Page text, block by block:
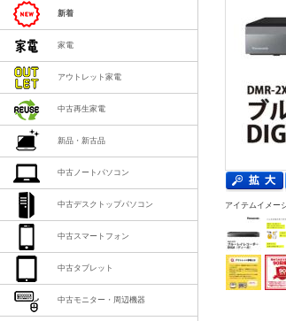
新着
家電
アウトレット家電
中古再生家電
新品・新古品
中古ノートパソコン
中古デスクトップパソコン
中古スマートフォン
中古タブレット
中古モニター・周辺機器
アイテムイメー